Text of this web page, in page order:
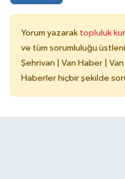
Yorum yazarak topluluk
ve tüm sorumluluğu
Şehrivan | Van Haber |
Haberler hiçbir şekilde